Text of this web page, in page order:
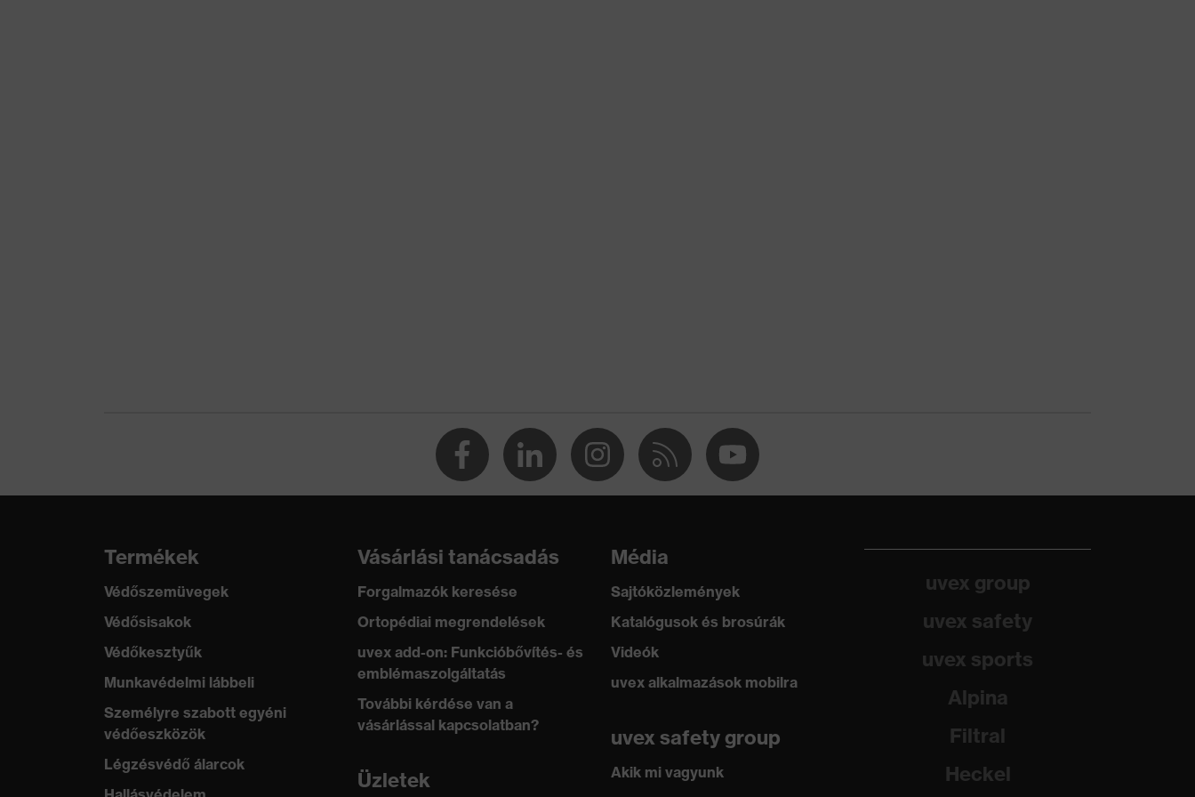
Termékek
Védőszemüvegek
Védősisakok
Védőkesztyűk
Munkavédelmi lábbeli
Személyre szabott egyéni
védőeszközök
Légzésvédő álarcok
Vásárlási tanácsadás
Forgalmazók keresése
Ortopédiai megrendelések
uvex add-on: Funkcióbővítés- és
emblémaszolgáltatás
További kérdése van a
vásárlással kapcsolatban?
Üzletek
Média
Sajtóközlemények
Katalógusok és brosúrák
Videók
uvex alkalmazások mobilra
uvex safety group
Akik mi vagyunk
uvex group
uvex safety
uvex sports
Alpina
Filtral
Heckel